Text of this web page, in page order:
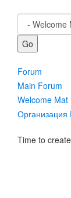
Forum
Main Forum
Welcome Mat
Организация
Time to